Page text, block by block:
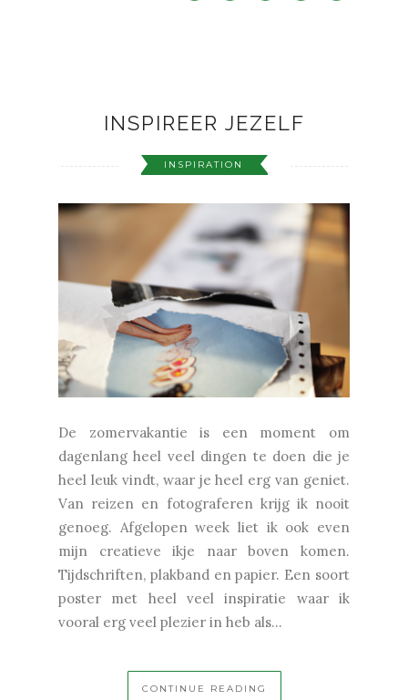
INSPIREER JEZELF
INSPIRATION
De zomervakantie is een moment om
dagenlang heel veel dingen te doen die je
heel leuk vindt, waar je heel erg van geniet.
Van reizen en fotograferen krijg ik nooit
genoeg. Afgelopen week liet ik ook even
mijn creatieve ikje naar boven komen.
Tijdschriften, plakband en papier. Een soort
poster met heel veel inspiratie waar ik
vooral erg veel plezier in heb als...
CONTINUE READING